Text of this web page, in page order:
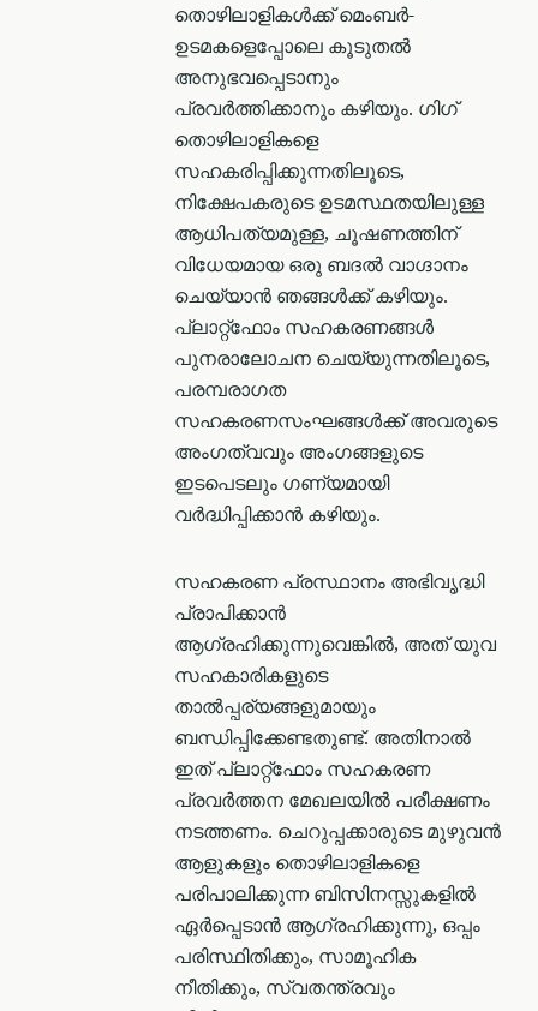
തൊഴിലാളികൾക്ക് മെംബര്‍-
ഉടമകളെപ്പോലെ കൂടുതൽ
അനുഭവപ്പെടാനും
പ്രവർത്തിക്കാനും കഴിയും. ഗിഗ്
തൊഴിലാളികളെ
സഹകരിപ്പിക്കുന്നതിലൂടെ,
നിക്ഷേപകരുടെ ഉടമസ്ഥതയിലുള്ള
ആധിപത്യമുള്ള, ചൂഷണത്തിന്
വിധേയമായ ഒരു ബദൽ വാഗ്ദാനം
ചെയ്യാൻ ഞങ്ങൾക്ക് കഴിയും.
പ്ലാറ്റ്ഫോം സഹകരണങ്ങൾ
പുനരാലോചന ചെയ്യുന്നതിലൂടെ,
പരമ്പരാഗത
സഹകരണസംഘങ്ങൾക്ക് അവരുടെ
അംഗത്വവും അംഗങ്ങളുടെ
ഇടപെടലും ഗണ്യമായി
വർദ്ധിപ്പിക്കാൻ കഴിയും.
സഹകരണ പ്രസ്ഥാനം അഭിവൃദ്ധി
പ്രാപിക്കാൻ
ആഗ്രഹിക്കുന്നുവെങ്കിൽ, അത് യുവ
സഹകാരികളുടെ
താൽപ്പര്യങ്ങളുമായും
ബന്ധിപ്പിക്കേണ്ടതുണ്ട്. അതിനാൽ
ഇത് പ്ലാറ്റ്ഫോം സഹകരണ
പ്രവര്‍ത്തന മേഖലയിൽ പരീക്ഷണം
നടത്തണം. ചെറുപ്പക്കാരുടെ മുഴുവൻ
ആളുകളും തൊഴിലാളികളെ
പരിപാലിക്കുന്ന ബിസിനസ്സുകളിൽ
ഏർപ്പെടാൻ ആഗ്രഹിക്കുന്നു, ഒപ്പം
പരിസ്ഥിതിക്കും, സാമൂഹിക
നീതിക്കും, സ്വതന്ത്രവും